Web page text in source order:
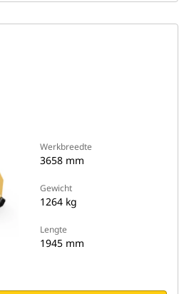
Werkbreedte
3658 mm
Gewicht
1264 kg
Lengte
1945 mm